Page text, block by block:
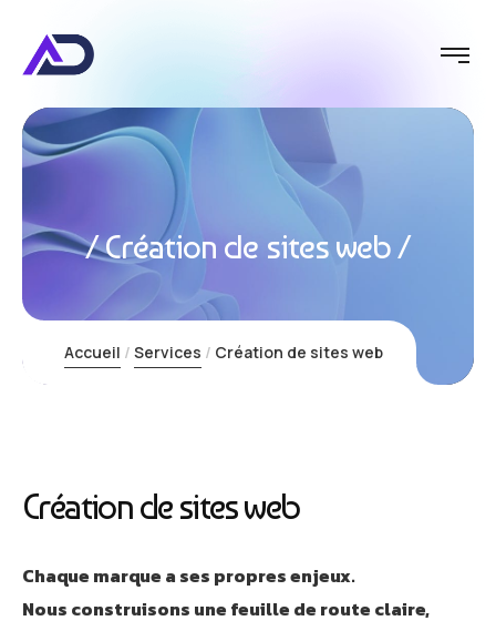
Création de sites web
Accueil Services Création de sites web
Création de sites web
Chaque marque a ses propres enjeux.
Nous construisons une feuille de route claire,